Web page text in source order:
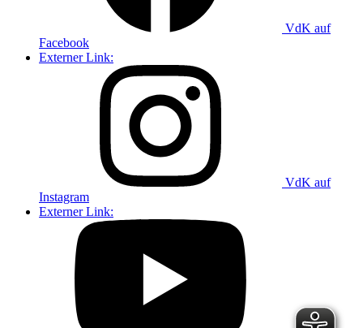
VdK auf
Facebook
Externer Link:
VdK auf
Instagram
Externer Link: